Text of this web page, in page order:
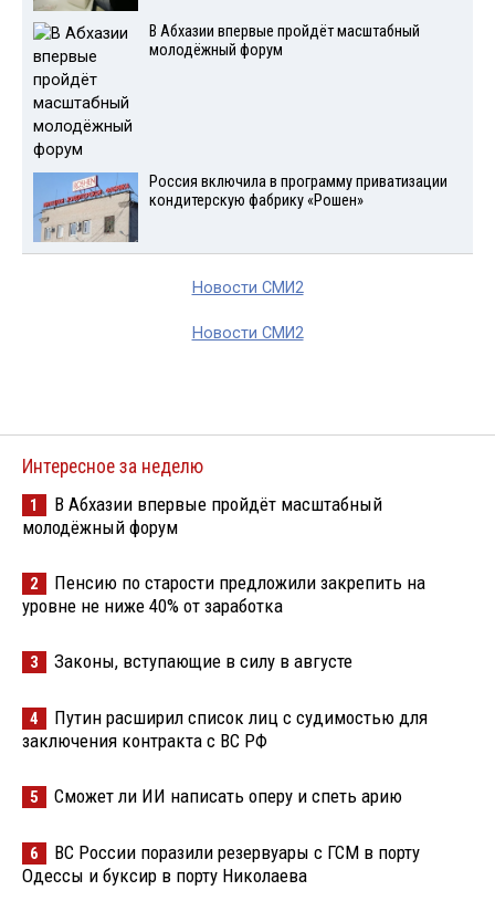
В Абхазии впервые пройдёт масштабный
молодёжный форум
Россия включила в программу приватизации
кондитерскую фабрику «Рошен»
Новости СМИ2
Новости СМИ2
Интересное за неделю
1
В Абхазии впервые пройдёт масштабный
молодёжный форум
2
Пенсию по старости предложили закрепить на
уровне не ниже 40% от заработка
3 Законы, вступающие в силу в августе
4
Путин расширил список лиц с судимостью для
заключения контракта с ВС РФ
5 Сможет ли ИИ написать оперу и спеть арию
6
ВС России поразили резервуары с ГСМ в порту
Одессы и буксир в порту Николаева